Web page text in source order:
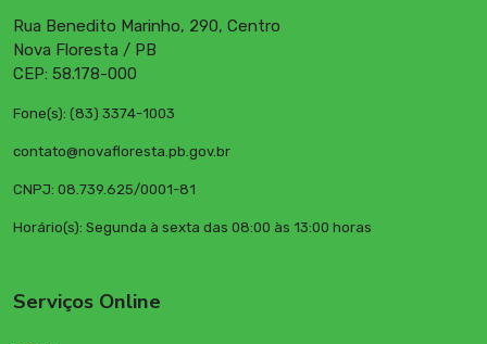
Rua Benedito Marinho, 290, Centro
Nova Floresta / PB
CEP: 58.178-000
Fone(s): (83) 3374-1003
contato@novafloresta.pb.gov.br
CNPJ: 08.739.625/0001-81
Horário(s): Segunda à sexta das 08:00 às 13:00 horas
Serviços Online